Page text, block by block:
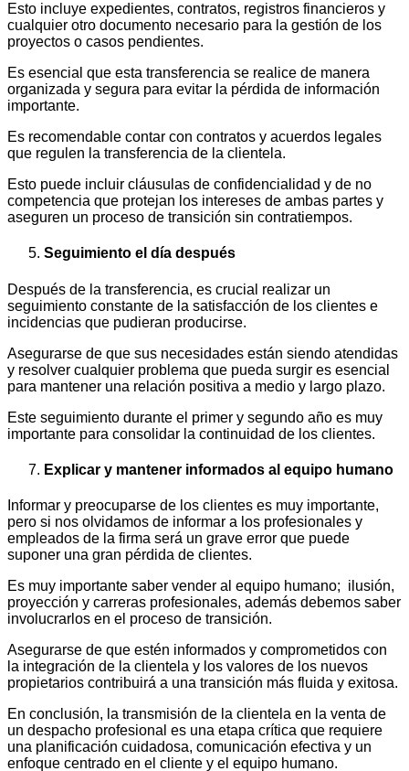
Esto incluye expedientes, contratos, registros financieros y
cualquier otro documento necesario para la gestión de los
proyectos o casos pendientes.
Es esencial que esta transferencia se realice de manera
organizada y segura para evitar la pérdida de información
importante.
Es recomendable contar con contratos y acuerdos legales
que regulen la transferencia de la clientela.
Esto puede incluir cláusulas de confidencialidad y de no
competencia que protejan los intereses de ambas partes y
aseguren un proceso de transición sin contratiempos.
Seguimiento el día después
Después de la transferencia, es crucial realizar un
seguimiento constante de la satisfacción de los clientes e
incidencias que pudieran producirse.
Asegurarse de que sus necesidades están siendo atendidas
y resolver cualquier problema que pueda surgir es esencial
para mantener una relación positiva a medio y largo plazo.
Este seguimiento durante el primer y segundo año es muy
importante para consolidar la continuidad de los clientes.
Explicar y mantener informados al equipo humano
Informar y preocuparse de los clientes es muy importante,
pero si nos olvidamos de informar a los profesionales y
empleados de la firma será un grave error que puede
suponer una gran pérdida de clientes.
Es muy importante saber vender al equipo humano; ilusión,
proyección y carreras profesionales, además debemos saber
involucrarlos en el proceso de transición.
Asegurarse de que estén informados y comprometidos con
la integración de la clientela y los valores de los nuevos
propietarios contribuirá a una transición más fluida y exitosa.
En conclusión, la transmisión de la clientela en la venta de
un despacho profesional es una etapa crítica que requiere
una planificación cuidadosa, comunicación efectiva y un
enfoque centrado en el cliente y el equipo humano.